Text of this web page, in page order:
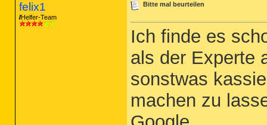
felix1
Helfer-Team
Bitte mal beurteilen
Ich finde es
als der Experte
sonstwas
machen zu